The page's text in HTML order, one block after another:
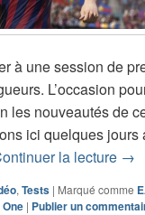
à une session de
L’occasion
les nouveautés de
ici quelques jours
la lecture →
, Tests | Marqué comme
| Publier un